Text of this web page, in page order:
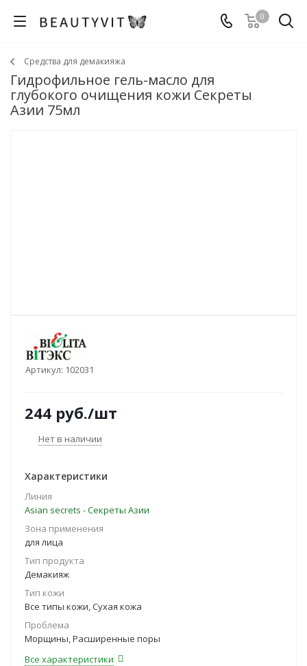
0
Средства для демакияжа
Гидрофильное гель-масло для
глубокого очищения кожи Секреты
Азии 75мл
Артикул: 102031
244 руб./шт
Нет в наличии
Характеристики
Линия
Asian seсrets - Секреты Азии
Зона применения
для лица
Тип продукта
Демакияж
Тип кожи
Все типы кожи, Сухая кожа
Проблема
Морщины, Расширенные поры
Все характеристики